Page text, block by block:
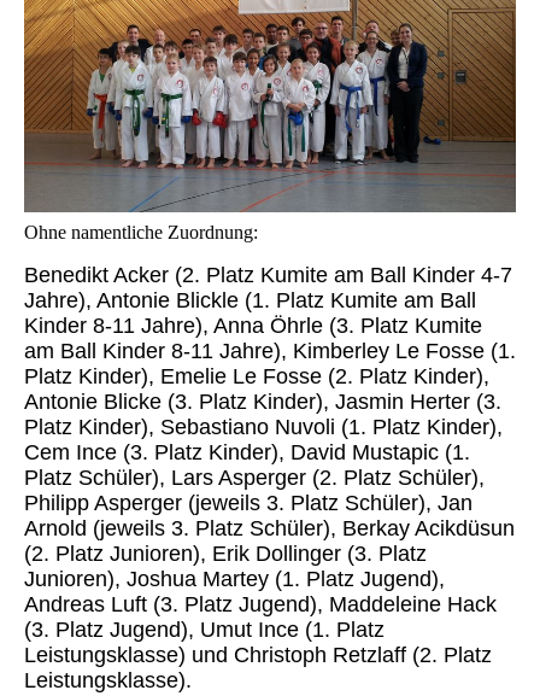
Ohne namentliche Zuordnung:
Benedikt Acker (2. Platz Kumite am Ball Kinder 4-7
Jahre), Antonie Blickle (1. Platz Kumite am Ball
Kinder 8-11 Jahre), Anna Öhrle (3. Platz Kumite
am Ball Kinder 8-11 Jahre), Kimberley Le Fosse (1.
Platz Kinder), Emelie Le Fosse (2. Platz Kinder),
Antonie Blicke (3. Platz Kinder), Jasmin Herter (3.
Platz Kinder), Sebastiano Nuvoli (1. Platz Kinder),
Cem Ince (3. Platz Kinder), David Mustapic (1.
Platz Schüler), Lars Asperger (2. Platz Schüler),
Philipp Asperger (jeweils 3. Platz Schüler), Jan
Arnold (jeweils 3. Platz Schüler), Berkay Acikdüsun
(2. Platz Junioren), Erik Dollinger (3. Platz
Junioren), Joshua Martey (1. Platz Jugend),
Andreas Luft (3. Platz Jugend), Maddeleine Hack
(3. Platz Jugend), Umut Ince (1. Platz
Leistungsklasse) und Christoph Retzlaff (2. Platz
Leistungsklasse).